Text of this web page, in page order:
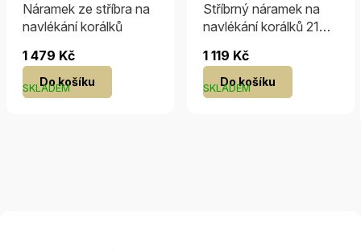
Náramek ze stříbra na
navlékání korálků
SKLADEM
1 479 Kč
Do košíku
Stříbrný náramek na
navlékání korálků 21
SKLADEM
1 119 Kč
Do košíku